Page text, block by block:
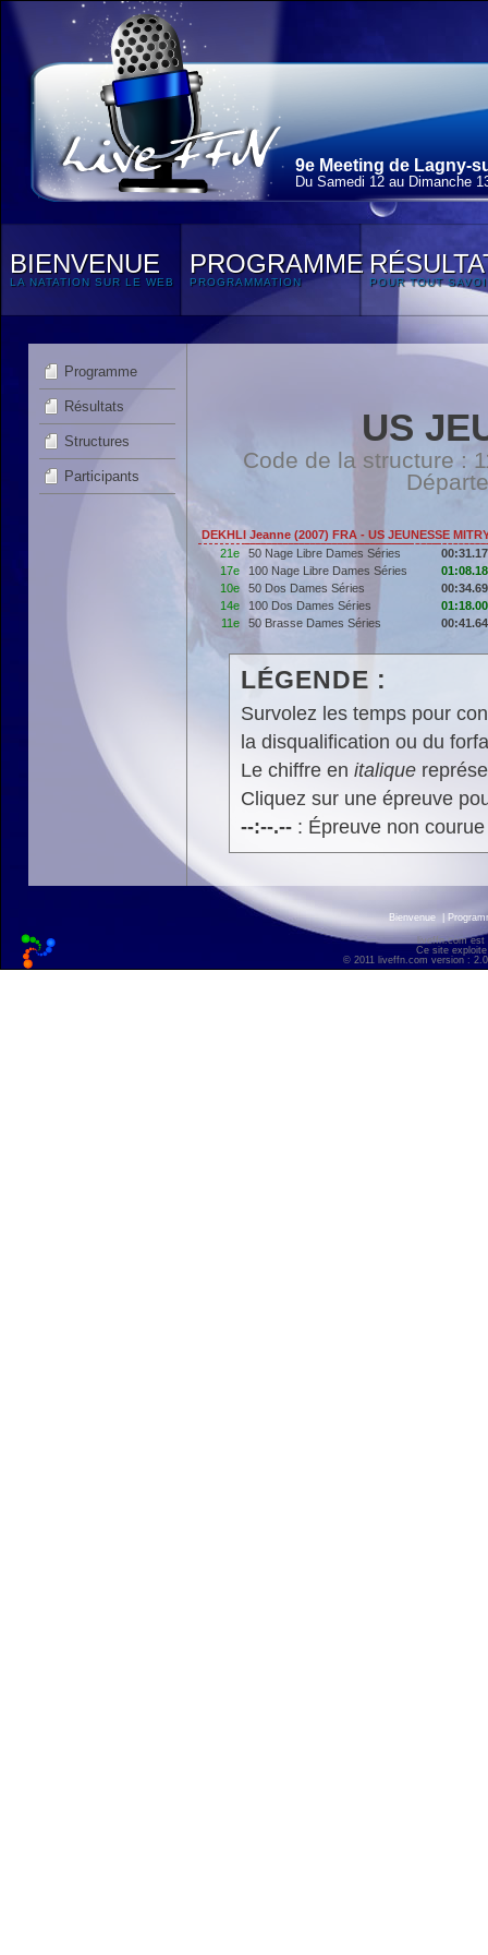
9e Meeting de Lagny-
Du Samedi 12 au Dimanche
BIENVENUE
LA NATATION SUR LE WEB
PROGRAMME
PROGRAMMATION POUR TOUT
Programme
Résultats
Structures
Participants
US
Code de la structure :
DEKHLI Jeanne (2007) FRA - US JEUNESSE
21e
50 Nage Libre Dames Séries
00:31.17
17e
100 Nage Libre Dames Séries
01:08.18
10e
50 Dos Dames Séries
00:34.69
14e
100 Dos Dames Séries
01:18.00
11e
50 Brasse Dames Séries 00:41.64
LÉGENDE :
Survolez les temps pour
la disqualification ou du
Le chiffre en italique
Cliquez sur une épreuve
--:--.--: Épreuve non
Bienvenue
liveffn.com est
Ce site
© 2011 liveffn.com version :